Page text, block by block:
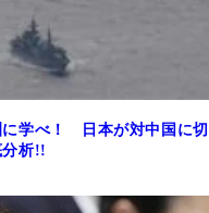
に学べ！ 日本が対中国に切
分析!!